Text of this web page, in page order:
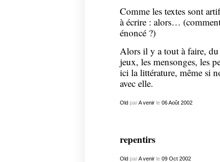
Comme les textes sont
à écrire : alors…
énoncé ?)
Alors il y a tout à faire, du
jeux, les mensonges, les
ici la littérature, même si
avec elle.
OldparA venirle 06 Août 2002
repentirs
OldparA venirle 09 Oct 2002